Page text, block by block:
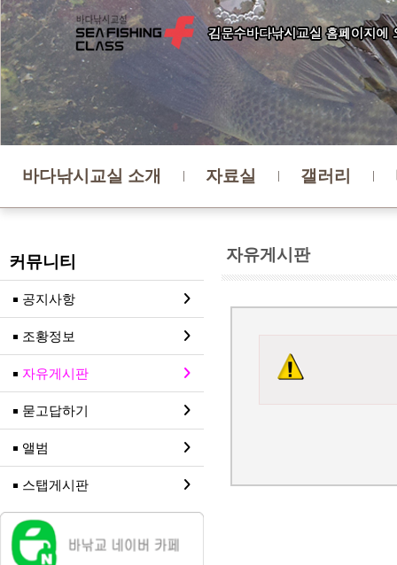
바다낚시교실 소개 자료실 갤러리
자유게시판
커뮤니티
공지사항
조황정보
자유게시판
묻고답하기
앨범
스탭게시판